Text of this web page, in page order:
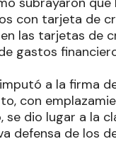
con tarjeta de
las tarjetas de
gastos
a la firma
con
se dio lugar a la
defensa de los